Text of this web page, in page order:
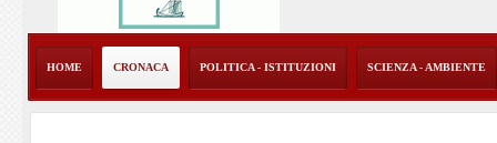
HOME CRONACA POLITICA - ISTITUZIONI SCIENZA - AMBIENTE